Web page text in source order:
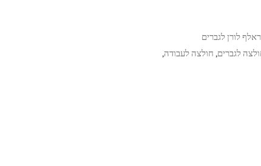
לורן לגברים
לגברים, חולצה לעבודה,